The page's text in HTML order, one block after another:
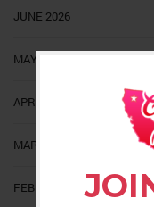
JUNE 2026
MAY 2026
APRIL 2026
MARCH 2026
FEBRUARY 2026